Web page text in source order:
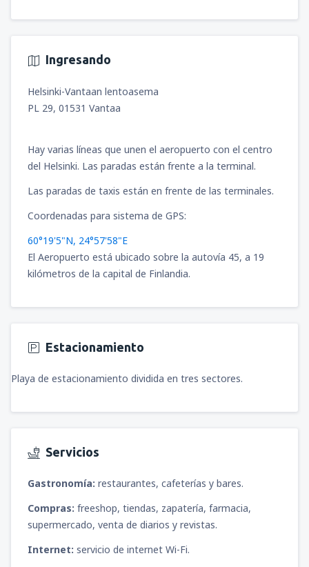
Ingresando
Helsinki-Vantaan lentoasema
PL 29, 01531 Vantaa
Hay varias líneas que unen el aeropuerto con el centro
del Helsinki. Las paradas están frente a la terminal.
Las paradas de taxis están en frente de las terminales.
Coordenadas para sistema de GPS:
60°19'5"N, 24°57'58"E
El Aeropuerto está ubicado sobre la autovía 45, a 19
kilómetros de la capital de Finlandia.
Estacionamiento
Playa de estacionamiento dividida en tres sectores.
Servicios
Gastronomía: restaurantes, cafeterías y bares.
Compras: freeshop, tiendas, zapatería, farmacia,
supermercado, venta de diarios y revistas.
Internet: servicio de internet Wi-Fi.